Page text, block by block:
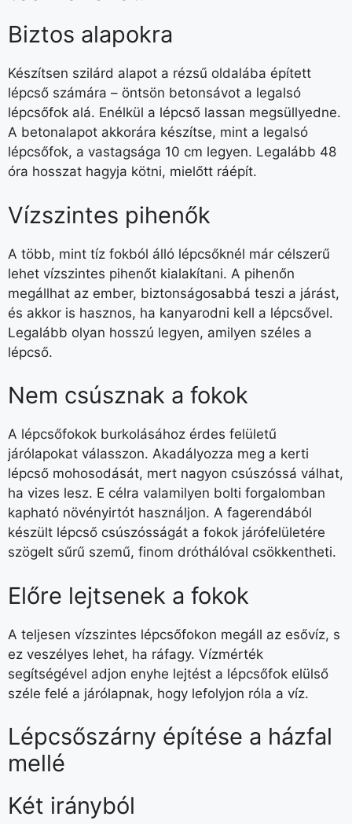
Biztos alapokra
Készítsen szilárd alapot a rézsű oldalába épített
lépcső számára – öntsön betonsávot a legalsó
lépcsőfok alá. Enélkül a lépcső lassan megsüllyedne.
A betonalapot akkorára készítse, mint a legalsó
lépcsőfok, a vastagsága 10 cm legyen. Legalább 48
óra hosszat hagyja kötni, mielőtt ráépít.
Vízszintes pihenők
A több, mint tíz fokból álló lépcsőknél már célszerű
lehet vízszintes pihenőt kialakítani. A pihenőn
megállhat az ember, biztonságosabbá teszi a járást,
és akkor is hasznos, ha kanya­rodni kell a lépcsővel.
Legalább olyan hosszú legyen, amilyen széles a
lépcső.
Nem csúsznak a fokok
A lépcsőfokok burkolásához érdes felületű
járólapokat válasszon. Akadá­lyozza meg a kerti
lépcső mohosodását, mert nagyon csúszóssá válhat,
ha vizes lesz. E célra valamilyen bolti forgalomban
kapható növényirtót hasz­náljon. A fagerendából
készült lépcső csúszósságát a fokok járófelületére
szögelt sűrű szemű, finom dróthálóval csökkentheti.
Előre lejtsenek a fokok
A teljesen vízszintes lépcsőfokon megáll az esővíz, s
ez veszélyes lehet, ha ráfagy. Vízmérték
segítségével adjon enyhe lejtést a lépcsőfok elülső
széle felé a járólapnak, hogy lefolyjon róla a víz.
Lépcsőszárny építése a házfal
mellé
Két irányból